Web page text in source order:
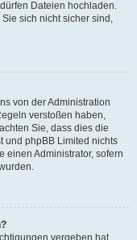
Dateien hochladen.
sich nicht sicher sind,
von der Administration
verstoßen haben,
Sie, dass dies die
und phpBB Limited nichts
einen Administrator, sofern
vergeben hat,